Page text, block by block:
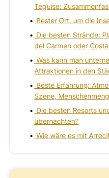
Teguise:
Bester Ort, um die
Die besten Strände:
del Carmen oder
Was kann man
Attraktionen in den
Beste Erfahrung:
Szene,
Die besten Resorts
übernachten?
Wie wäre es mit